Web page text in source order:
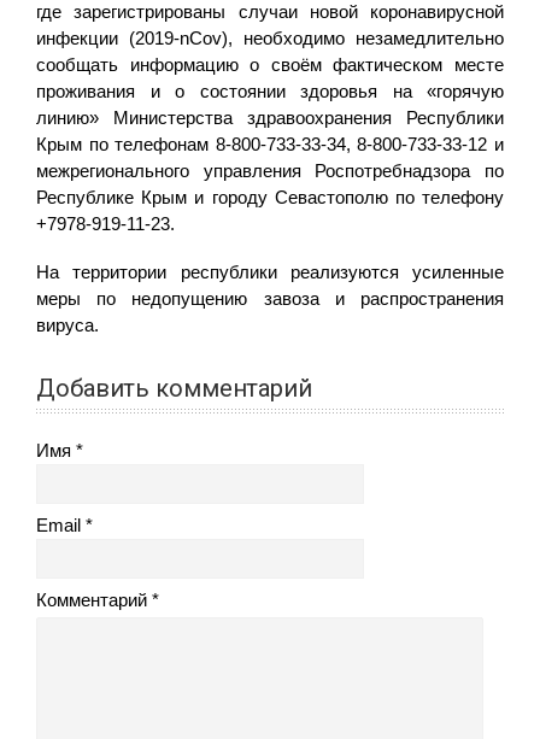
где зарегистрированы случаи новой коронавирусной
инфекции (2019-nCov), необходимо незамедлительно
сообщать информацию о своём фактическом месте
проживания и о состоянии здоровья на «горячую
линию» Министерства здравоохранения Республики
Крым по телефонам 8-800-733-33-34, 8-800-733-33-12 и
межрегионального управления Роспотребнадзора по
Республике Крым и городу Севастополю по телефону
+7978-919-11-23.
На территории республики реализуются усиленные
меры по недопущению завоза и распространения
вируса.
Добавить комментарий
Имя
Email
Комментарий